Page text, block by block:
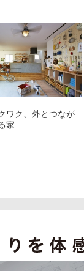
ワク、外とつなが
家